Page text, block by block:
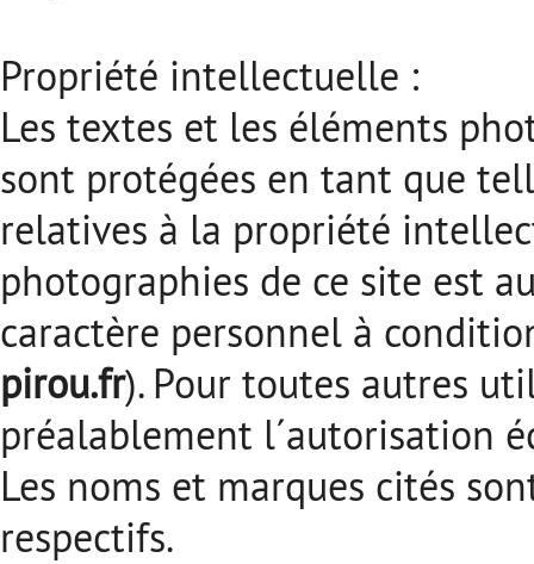
Propriété intellectuelle :
Les textes et les éléments
sont protégées en tant que
relatives à la propriété
photographies de ce site est
caractère personnel à
pirou.fr). Pour toutes autres
préalablement l´autorisation
Les noms et marques cités
respectifs.